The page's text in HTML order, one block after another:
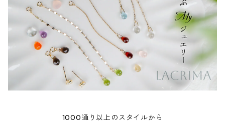
1000通り以上のスタイルから